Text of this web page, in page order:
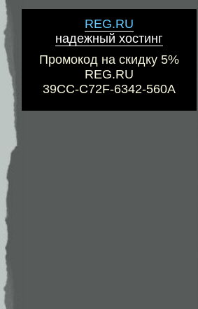
REG.RU
надежный хостинг
Промокод на скидку 5%
REG.RU
39CC-C72F-6342-560A